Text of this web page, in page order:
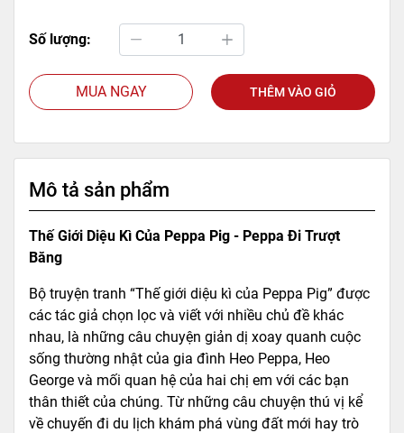
Số lượng:
MUA NGAY THÊM VÀO GIỎ
Mô tả sản phẩm
Thế Giới Diệu Kì Của Peppa Pig - Peppa Đi Trượt
Băng
Bộ truyện tranh “Thế giới diệu kì của Peppa Pig” được
các tác giả chọn lọc và viết với nhiều chủ đề khác
nhau, là những câu chuyện giản dị xoay quanh cuộc
sống thường nhật của gia đình Heo Peppa, Heo
George và mối quan hệ của hai chị em với các bạn
thân thiết của chúng. Từ những câu chuyện thú vị kể
về chuyến đi du lịch khám phá vùng đất mới hay trò